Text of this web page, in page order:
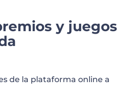
y juegos
de la plataforma online a